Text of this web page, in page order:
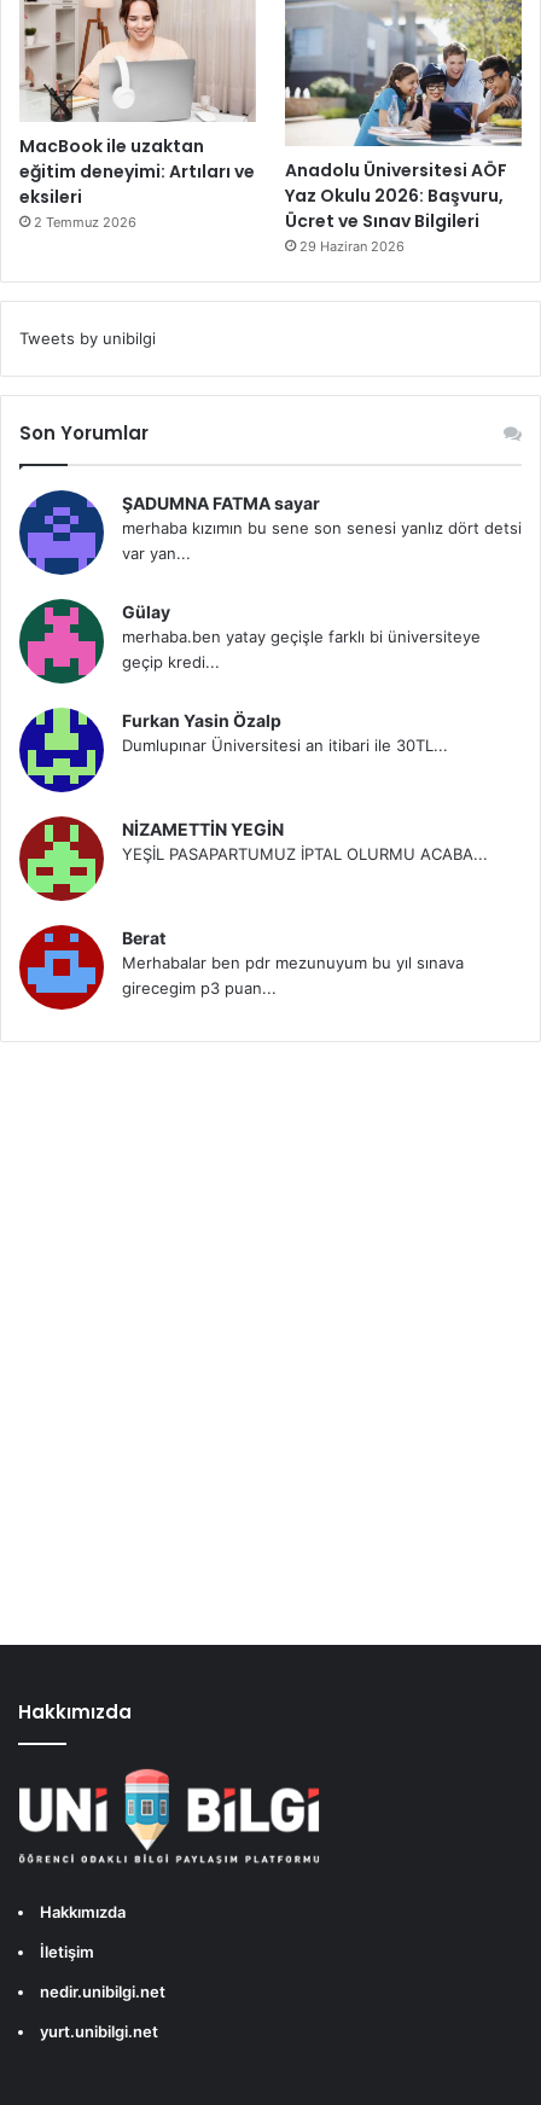
MacBook ile uzaktan
eğitim deneyimi: Artıları ve
eksileri
2 Temmuz 2026
Anadolu Üniversitesi AÖF
Yaz Okulu 2026: Başvuru,
Ücret ve Sınav Bilgileri
29 Haziran 2026
Tweets by unibilgi
Son Yorumlar
ŞADUMNA FATMA sayar
merhaba kızımın bu sene son senesi yanlız dört detsi
var yan...
Gülay
merhaba.ben yatay geçişle farklı bi üniversiteye
geçip kredi...
Furkan Yasin Özalp
Dumlupınar Üniversitesi an itibari ile 30TL...
NİZAMETTİN YEGİN
YEŞİL PASAPARTUMUZ İPTAL OLURMU ACABA...
Berat
Merhabalar ben pdr mezunuyum bu yıl sınava
girecegim p3 puan...
Hakkımızda
Hakkımızda
İletişim
nedir.unibilgi.net
yurt.unibilgi.net